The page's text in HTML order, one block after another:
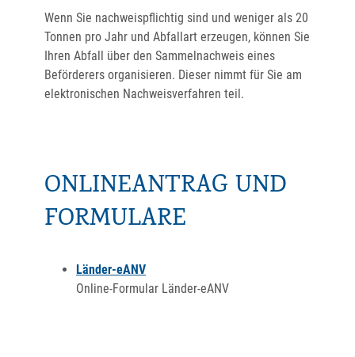
Wenn Sie nachweispflichtig sind und weniger als 20
Tonnen pro Jahr und Abfallart erzeugen, können Sie
Ihren Abfall über den Sammelnachweis eines
Beförderers organisieren. Dieser nimmt für Sie am
elektronischen Nachweisverfahren teil.
ONLINEANTRAG UND
FORMULARE
Länder-eANV
Online-Formular Länder-eANV